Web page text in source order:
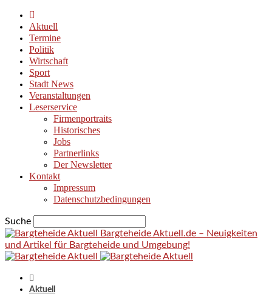
Aktuell
Termine
Politik
Wirtschaft
Sport
Stadt News
Veranstaltungen
Leserservice
Firmenportraits
Historisches
Jobs
Partnerlinks
Der Newsletter
Kontakt
Impressum
Datenschutzbedingungen
Suche
Bargteheide Aktuell.de – Neuigkeiten
und Artikel für Bargteheide und Umgebung!
Aktuell